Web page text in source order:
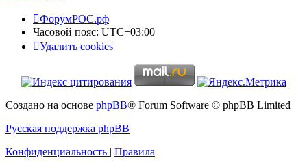
ФорумРОС.рф
Часовой пояс: UTC+03:00
Удалить cookies
Создано на основе phpBB® Forum Software © phpBB Limited
Русская поддержка phpBB
Конфиденциальность | Правила